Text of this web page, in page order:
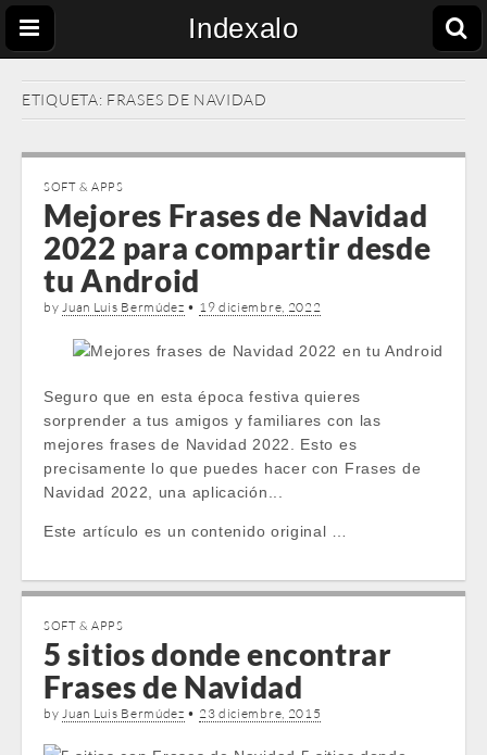
Indexalo
ETIQUETA: FRASES DE NAVIDAD
SOFT & APPS
Mejores Frases de Navidad
2022 para compartir desde
tu Android
byJuan Luis Bermúdez • 19 diciembre, 2022
Seguro que en esta época festiva quieres
sorprender a tus amigos y familiares con las
mejores frases de Navidad 2022. Esto es
precisamente lo que puedes hacer con Frases de
Navidad 2022, una aplicación...
Este artículo es un contenido original …
SOFT & APPS
5 sitios donde encontrar
Frases de Navidad
byJuan Luis Bermúdez • 23 diciembre, 2015